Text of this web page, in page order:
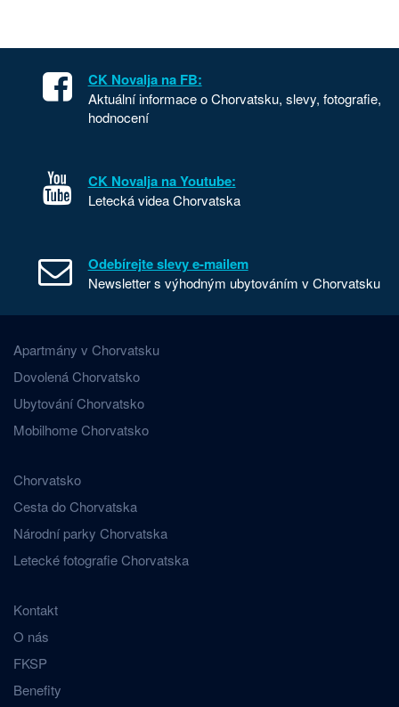
CK Novalja na FB:
Aktuální informace o Chorvatsku, slevy, fotografie,
hodnocení
CK Novalja na Youtube:
Letecká videa Chorvatska
Odebírejte slevy e-mailem
Newsletter s výhodným ubytováním v Chorvatsku
Apartmány v Chorvatsku
Dovolená Chorvatsko
Ubytování Chorvatsko
Mobilhome Chorvatsko
Chorvatsko
Cesta do Chorvatska
Národní parky Chorvatska
Letecké fotografie Chorvatska
Kontakt
O nás
FKSP
Benefity